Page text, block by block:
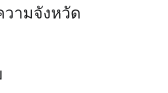
ามจังหวัด